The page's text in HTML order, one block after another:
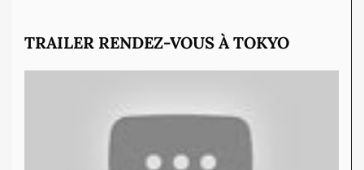
TRAILER RENDEZ-VOUS À TOKYO